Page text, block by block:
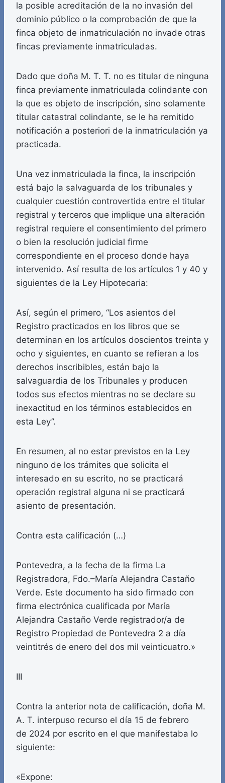
la posible acreditación de la no invasión del
dominio público o la comprobación de que la
finca objeto de inmatriculación no invade otras
fincas previamente inmatriculadas.
Dado que doña M. T. T. no es titular de ninguna
finca previamente inmatriculada colindante con
la que es objeto de inscripción, sino solamente
titular catastral colindante, se le ha remitido
notificación a posteriori de la inmatriculación ya
practicada.
Una vez inmatriculada la finca, la inscripción
está bajo la salvaguarda de los tribunales y
cualquier cuestión controvertida entre el titular
registral y terceros que implique una alteración
registral requiere el consentimiento del primero
o bien la resolución judicial firme
correspondiente en el proceso donde haya
intervenido. Así resulta de los artículos 1 y 40 y
siguientes de la Ley Hipotecaria:
Así, según el primero, “Los asientos del
Registro practicados en los libros que se
determinan en los artículos doscientos treinta y
ocho y siguientes, en cuanto se refieran a los
derechos inscribibles, están bajo la
salvaguardia de los Tribunales y producen
todos sus efectos mientras no se declare su
inexactitud en los términos establecidos en
esta Ley”.
En resumen, al no estar previstos en la Ley
ninguno de los trámites que solicita el
interesado en su escrito, no se practicará
operación registral alguna ni se practicará
asiento de presentación.
Contra esta calificación (…)
Pontevedra, a la fecha de la firma La
Registradora, Fdo.–María Alejandra Castaño
Verde. Este documento ha sido firmado con
firma electrónica cualificada por María
Alejandra Castaño Verde registrador/a de
Registro Propiedad de Pontevedra 2 a día
veintitrés de enero del dos mil veinticuatro.»
III
Contra la anterior nota de calificación, doña M.
A. T. interpuso recurso el día 15 de febrero
de 2024 por escrito en el que manifestaba lo
siguiente:
«Expone: